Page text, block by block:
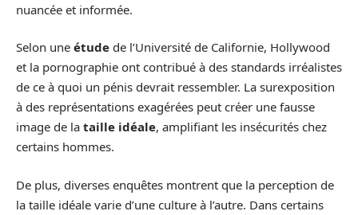
nuancée et informée.
Selon une étude de l’Université de Californie, Hollywood
et la pornographie ont contribué à des standards irréalistes
de ce à quoi un pénis devrait ressembler. La surexposition
à des représentations exagérées peut créer une fausse
image de la taille idéale, amplifiant les insécurités chez
certains hommes.
De plus, diverses enquêtes montrent que la perception de
la taille idéale varie d’une culture à l’autre. Dans certains